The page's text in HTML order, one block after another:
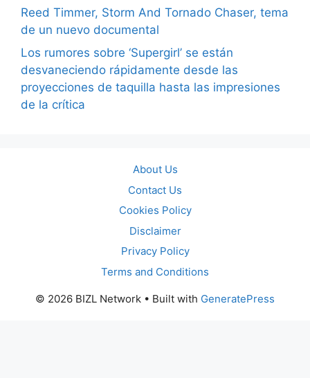
Reed Timmer, Storm And Tornado Chaser, tema
de un nuevo documental
Los rumores sobre ‘Supergirl’ se están
desvaneciendo rápidamente desde las
proyecciones de taquilla hasta las impresiones
de la crítica
About Us
Contact Us
Cookies Policy
Disclaimer
Privacy Policy
Terms and Conditions
© 2026 BIZL Network • Built with GeneratePress